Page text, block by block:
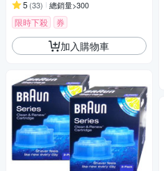
5 (33) 總銷量>300
限時下殺 券
加入購物車